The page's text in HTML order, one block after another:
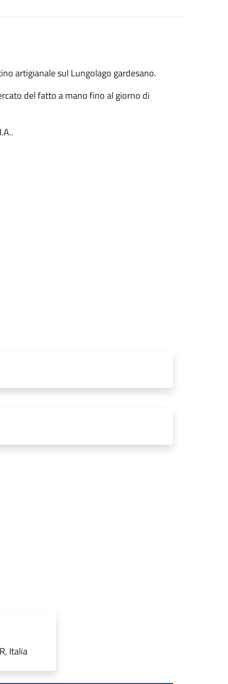
artigianale sul Lungolago gardesano.
del fatto a mano fino al giorno di
Italia